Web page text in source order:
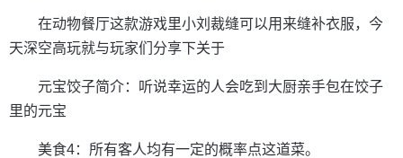
在动物餐厅这款游戏里小刘裁缝可以用来缝补衣服，今
天深空高玩就与玩家们分享下关于
元宝饺子简介：听说幸运的人会吃到大厨亲手包在饺子
里的元宝
美食4：所有客人均有一定的概率点这道菜。